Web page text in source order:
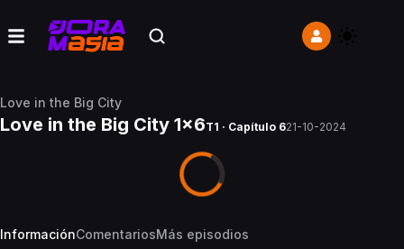
Love in the Big City
Love in the Big City 1x6T1 · Capítulo 621-10-2024
InformaciónComentariosMás episodios